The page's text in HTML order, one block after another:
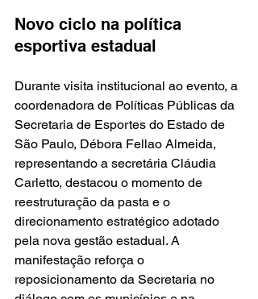
Novo ciclo na política
esportiva estadual
Durante visita institucional ao evento, a
coordenadora de Políticas Públicas da
Secretaria de Esportes do Estado de
São Paulo, Débora Fellao Almeida,
representando a secretária Cláudia
Carletto, destacou o momento de
reestruturação da pasta e o
direcionamento estratégico adotado
pela nova gestão estadual. A
manifestação reforça o
reposicionamento da Secretaria no